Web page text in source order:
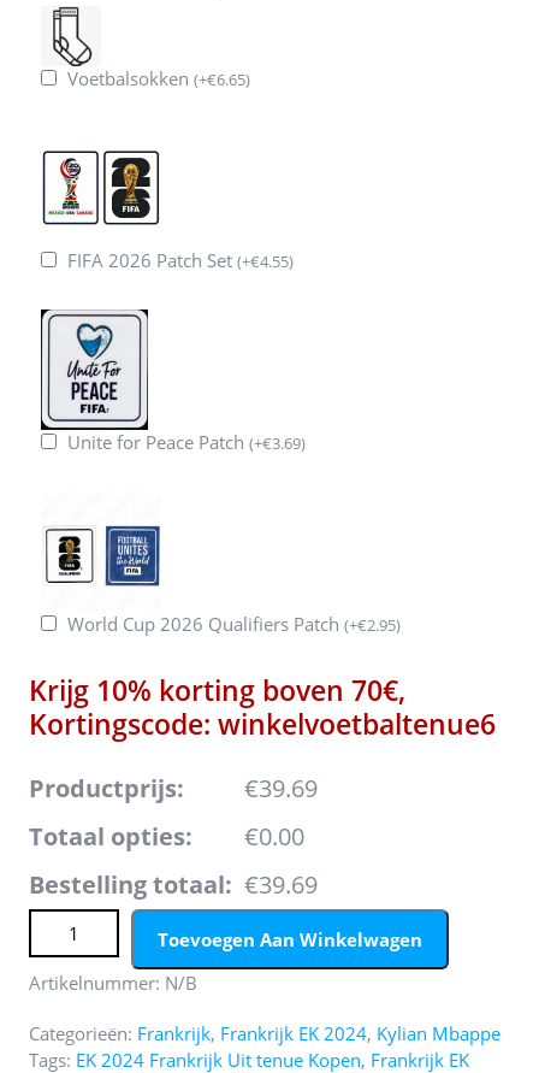
Voetbalsokken (+€6.65)
FIFA 2026 Patch Set (+€4.55)
Unite for Peace Patch (+€3.69)
World Cup 2026 Qualifiers Patch (+€2.95)
Krijg 10% korting boven 70€,
Kortingscode: winkelvoetbaltenue6
Productprijs:
€39.69
Totaal opties:
€0.00
Bestelling totaal: €39.69
EK 2024 Frankrijk Kylian Mbappe #10 Uit tenue Korte
Mouw aantal
Toevoegen Aan Winkelwagen
Artikelnummer: N/B
Categorieën: Frankrijk, Frankrijk EK 2024, Kylian Mbappe
Tags: EK 2024 Frankrijk Uit tenue Kopen, Frankrijk EK